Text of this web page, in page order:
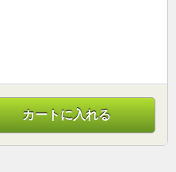
カートに入れる